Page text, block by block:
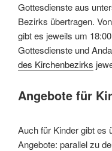
Gottesdienste aus
Bezirks übertragen.
gibt es jeweils um
Gottesdienste und
des Kirchenbezirks
Angebote für
Auch für Kinder gibt es
Angebote: parallel zu